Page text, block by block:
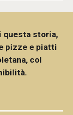
questa storia,
pizze e piatti
col